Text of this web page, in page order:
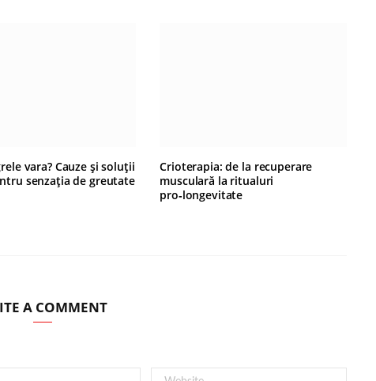
vara? Cauze și soluții
senzația de greutate
Crioterapia: de la recuperare
musculară la ritualuri
pro‑longevitate
A COMMENT